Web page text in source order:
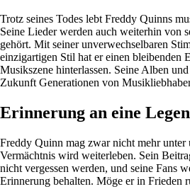
Trotz seines Todes lebt Freddy Quinns
Seine Lieder werden auch weiterhin von
gehört. Mit seiner unverwechselbaren
einzigartigen Stil hat er einen bleibenden
Musikszene hinterlassen. Seine Alben
Zukunft Generationen von
Erinnerung an eine
Freddy Quinn mag zwar nicht mehr unter
Vermächtnis wird weiterleben. Sein
nicht vergessen werden, und seine Fans
Erinnerung behalten. Möge er in Frieden